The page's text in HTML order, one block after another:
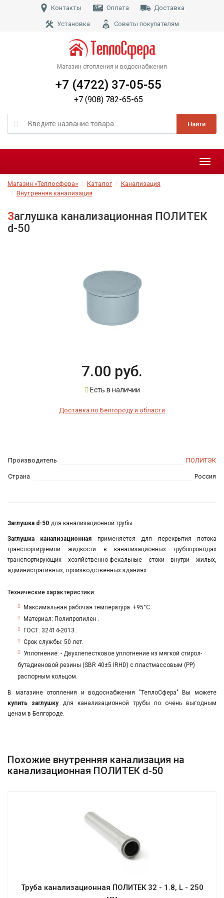
Контакты Оплата Доставка
Установка Советы покупателям
Магазин отопления и водоснабжения
Найти
+7 (4722) 37-05-55
+7 (908) 782-65-65
Меню
Магазин «Теплосфера» Каталог
Канализация
Внутренняя канализация
Заглушка канализационная ПОЛИТЕК
d-50
Производитель ПОЛИТЭК
Страна Россия
7.00 руб.
Есть в наличии
Доставка по Белгороду и области
Заглушка d-50 для канализационной трубы
Заглушка канализационная применяется для перекрытия потока
транспортируемой жидкости в канализационных трубопроводах
транспортирующих хозяйственно-фекальные стоки внутри жилых,
административных, производственных зданиях.
Технические характеристики:
Максимальная рабочая температура: +95°С.
Материал: Полипропилен .
ГОСТ: 32414-2013 .
Срок службы: 50 лет.
Уплотнение: - Двухлепестковое уплотнение из мягкой стирол-
бутадиеновой резины (SBR 40±5 IRHD) с пластмассовым (РР)
распорным кольцом.
В магазине отопления и водоснабжения "ТеплоСфера" Вы можете
купить
заглушкудля канализационной трубы по очень выгодным
ценам в Белгороде.
Похожие внутренняя канализация на
канализационная ПОЛИТЕК d-50
Труба канализационная ПОЛИТЕК 32 - 1.8, L - 250